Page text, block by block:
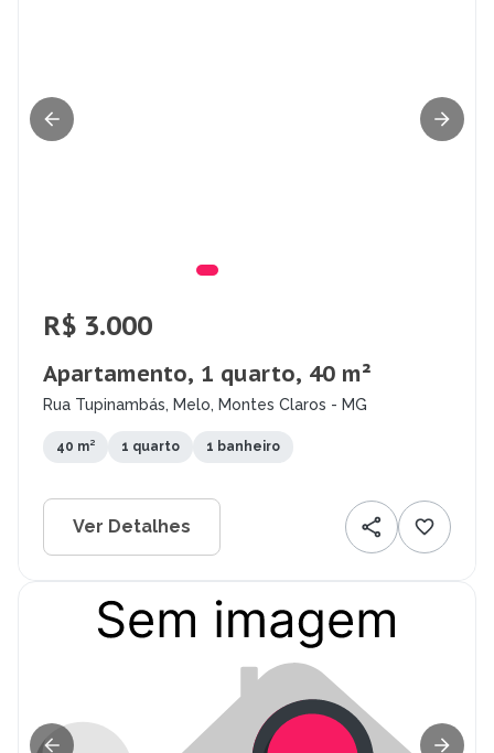
R$ 3.000
Apartamento, 1 quarto, 40 m²
Rua Tupinambás, Melo, Montes Claros - MG
40 m² 1 quarto 1 banheiro
Ver Detalhes